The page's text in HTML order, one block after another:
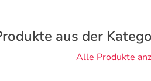
aus der
Alle Produkte